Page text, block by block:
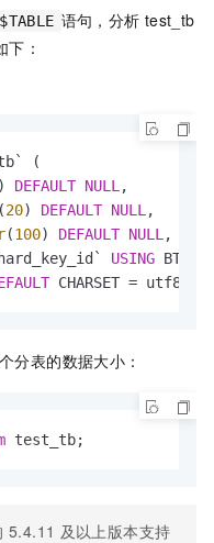
语句，分析 test_tb
：
(
) DEFAULT NULL ,
(20) DEFAULT NULL ,
(100) DEFAULT NULL ,
USING
CHARSET =
分表的数据大小：
test_tb;
5.4.11 及以上版本支持